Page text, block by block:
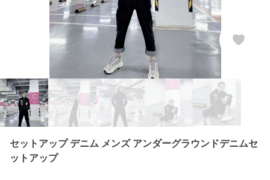
セットアップ デニム メンズ アンダーグラウンドデニムセ
ットアップ